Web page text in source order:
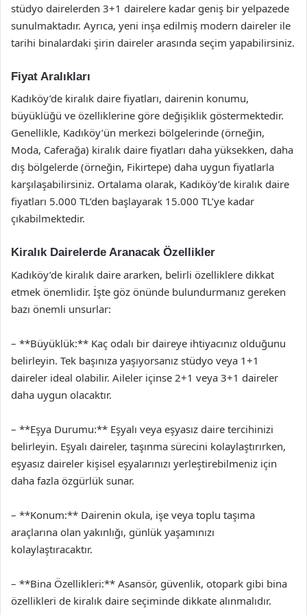
stüdyo dairelerden 3+1 dairelere kadar geniş bir yelpazede
sunulmaktadır. Ayrıca, yeni inşa edilmiş modern daireler ile
tarihi binalardaki şirin daireler arasında seçim yapabilirsiniz.
Fiyat Aralıkları
Kadıköy’de kiralık daire fiyatları, dairenin konumu,
büyüklüğü ve özelliklerine göre değişiklik göstermektedir.
Genellikle, Kadıköy’ün merkezi bölgelerinde (örneğin,
Moda, Caferağa) kiralık daire fiyatları daha yüksekken, daha
dış bölgelerde (örneğin, Fikirtepe) daha uygun fiyatlarla
karşılaşabilirsiniz. Ortalama olarak, Kadıköy’de kiralık daire
fiyatları 5.000 TL’den başlayarak 15.000 TL’ye kadar
çıkabilmektedir.
Kiralık Dairelerde Aranacak Özellikler
Kadıköy’de kiralık daire ararken, belirli özelliklere dikkat
etmek önemlidir. İşte göz önünde bulundurmanız gereken
bazı önemli unsurlar:
– **Büyüklük:** Kaç odalı bir daireye ihtiyacınız olduğunu
belirleyin. Tek başınıza yaşıyorsanız stüdyo veya 1+1
daireler ideal olabilir. Aileler içinse 2+1 veya 3+1 daireler
daha uygun olacaktır.
– **Eşya Durumu:** Eşyalı veya eşyasız daire tercihinizi
belirleyin. Eşyalı daireler, taşınma sürecini kolaylaştırırken,
eşyasız daireler kişisel eşyalarınızı yerleştirebilmeniz için
daha fazla özgürlük sunar.
– **Konum:** Dairenin okula, işe veya toplu taşıma
araçlarına olan yakınlığı, günlük yaşamınızı
kolaylaştıracaktır.
– **Bina Özellikleri:** Asansör, güvenlik, otopark gibi bina
özellikleri de kiralık daire seçiminde dikkate alınmalıdır.